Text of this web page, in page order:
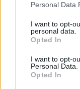
Personal Data
I want to opt-
personal data.
Opted In
I want to opt-
Personal Data.
Opted In